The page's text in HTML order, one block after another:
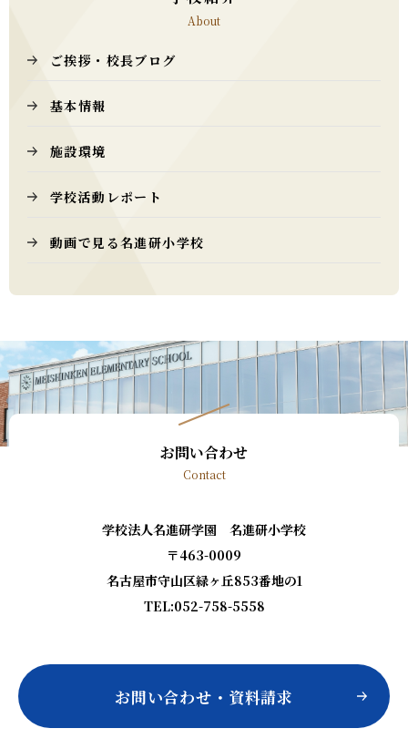
About
ご挨拶・校長ブログ
基本情報
施設環境
学校活動レポート
動画で見る名進研小学校
お問い合わせ
Contact
学校法人名進研学園 名進研小学校
〒463-0009
名古屋市守山区緑ヶ丘853番地の1
TEL:052-758-5558
お問い合わせ・資料請求